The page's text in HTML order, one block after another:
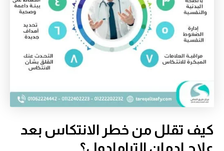
كيف تقلل من خطر الانتكاس بعد